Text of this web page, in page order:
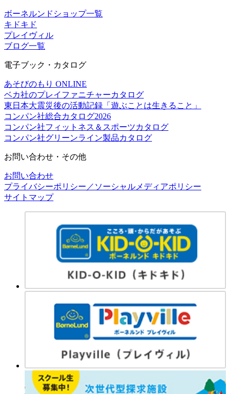
ボーネルンドショップ一覧
キドキド
プレイヴィル
ブログ一覧
電子ブック・カタログ
あそびのもり ONLINE
ベカ社のプレイファニチャーカタログ
東日本大震災後の活動記録「遊ぶことは生きること」
コンパン社総合カタログ2026
コンパン社フィットネス＆スポーツカタログ
コンパン社グリーンライン製品カタログ
お問い合わせ・その他
お問い合わせ
プライバシーポリシー／ソーシャルメディアポリシー
サイトマップ